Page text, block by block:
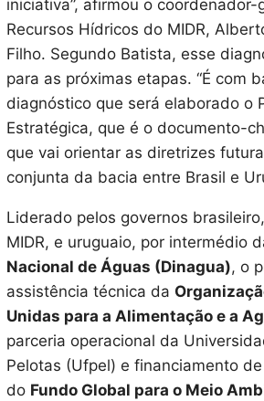
iniciativa”, afirmou o
Recursos Hídricos do MIDR,
Filho. Segundo Batista, esse
para as próximas etapas. “É com
diagnóstico que será elaborado o
Estratégica, que é o documento-
que vai orientar as diretrizes
conjunta da bacia entre Brasil e
Liderado pelos governos
MIDR, e uruguaio, por intermédio
Nacional de Águas (Dinagua), o
assistência técnica da
Unidas para a Alimentação e a
parceria operacional da
Pelotas (Ufpel) e financiamento
do Fundo Global para o Meio